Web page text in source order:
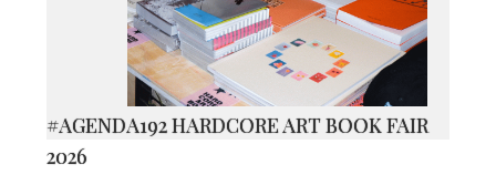
#AGENDA192 HARDCORE ART BOOK FAIR
2026